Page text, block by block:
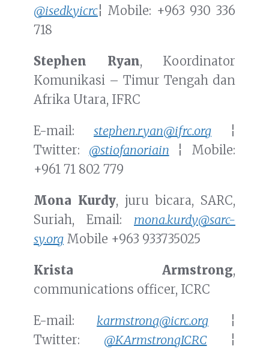
@isedkyicrc¦ Mobile: +963 930 336
718
Stephen Ryan, Koordinator
Komunikasi – Timur Tengah dan
Afrika Utara, IFRC
E-mail: stephen.ryan@ifrc.org ¦
Twitter: @stiofanoriain ¦ Mobile:
+961 71 802 779
Mona Kurdy, juru bicara, SARC,
Suriah, Email: mona.kurdy@sarc-
sy.org Mobile +963 933735025
Krista Armstrong,
communications officer, ICRC
E-mail: karmstrong@icrc.org ¦
Twitter: @KArmstrongICRC¦